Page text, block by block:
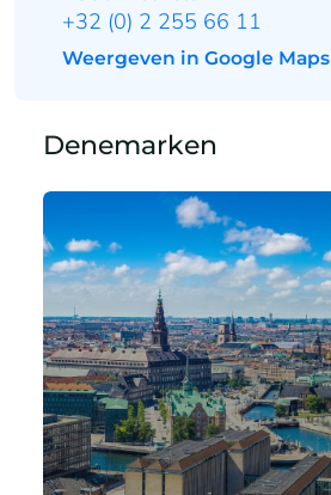
+32 (0) 2 255 66 11
Weergeven in Google Maps
Denemarken